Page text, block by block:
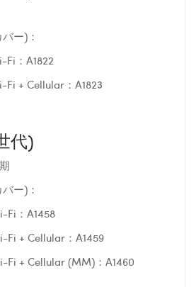
ー)：
Fi：A1822
Fi + Cellular：A1823
代)
ー)：
Fi：A1458
Fi + Cellular：A1459
Fi + Cellular (MM)：A1460